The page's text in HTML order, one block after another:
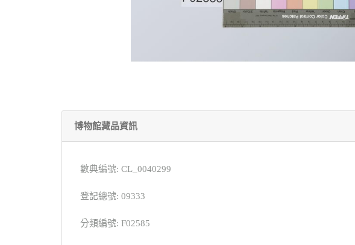
博物館藏品資訊
數典編號: CL_0040299
登記總號: 09333
分類編號: F02585